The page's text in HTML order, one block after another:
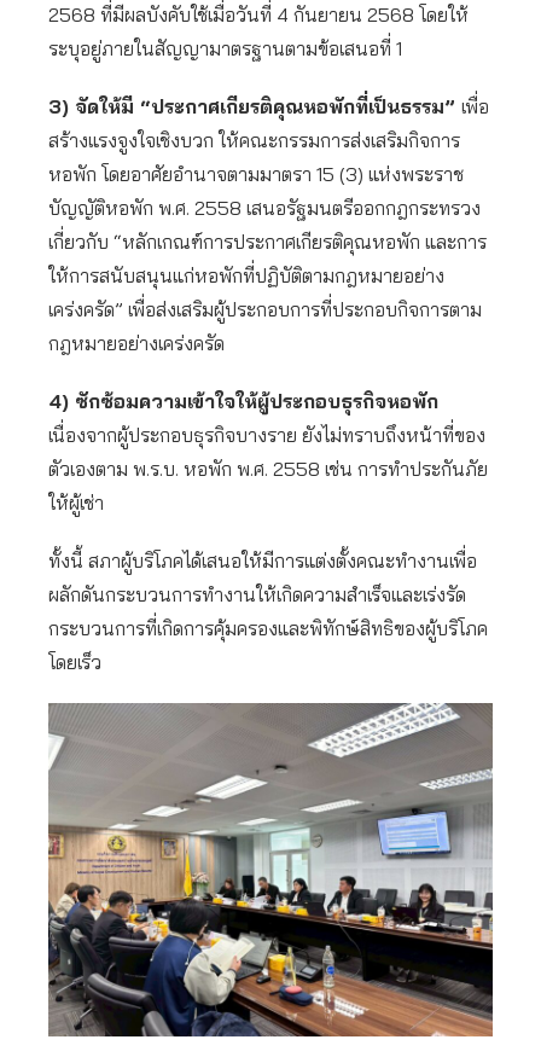
2568 ที่มีผลบังคับใช้เมื่อวันที่ 4 กันยายน 2568 โดยให้
ระบุอยู่ภายในสัญญามาตรฐานตามข้อเสนอที่ 1
3) จัดให้มี “ประกาศเกียรติคุณหอพักที่เป็นธรรม” เพื่อ
สร้างแรงจูงใจเชิงบวก ให้คณะกรรมการส่งเสริมกิจการ
หอพัก โดยอาศัยอำนาจตามมาตรา 15 (3) แห่งพระราช
บัญญัติหอพัก พ.ศ. 2558 เสนอรัฐมนตรีออกกฎกระทรวง
เกี่ยวกับ “หลักเกณฑ์การประกาศเกียรติคุณหอพัก และการ
ให้การสนับสนุนแก่หอพักที่ปฏิบัติตามกฎหมายอย่าง
เคร่งครัด” เพื่อส่งเสริมผู้ประกอบการที่ประกอบกิจการตาม
กฎหมายอย่างเคร่งครัด
4) ซักซ้อมความเข้าใจให้ผู้ประกอบธุรกิจหอพัก
เนื่องจากผู้ประกอบธุรกิจบางราย ยังไม่ทราบถึงหน้าที่ของ
ตัวเองตาม พ.ร.บ. หอพัก พ.ศ. 2558 เช่น การทำประกันภัย
ให้ผู้เช่า
ทั้งนี้ สภาผู้บริโภคได้เสนอให้มีการแต่งตั้งคณะทำงานเพื่อ
ผลักดันกระบวนการทำงานให้เกิดความสำเร็จและเร่งรัด
กระบวนการที่เกิดการคุ้มครองและพิทักษ์สิทธิของผู้บริโภค
โดยเร็ว